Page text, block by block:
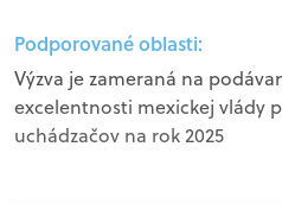
Podporované oblasti:
Výzva je zameraná na
excelentnosti mexickej vlády
uchádzačov na rok 2025